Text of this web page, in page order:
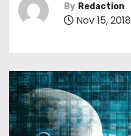
By Redaction
Nov 15, 2018